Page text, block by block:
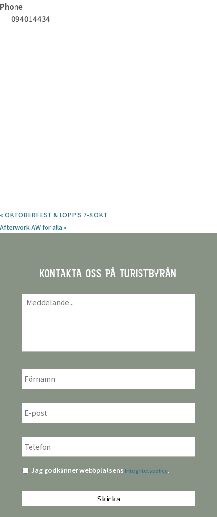
Phone
094014434
« OKTOBERFEST & LOPPIS 7-8 OKT
Afterwork-AW för alla»
KONTAKTA OSS PÅ TURISTBYRÅN
Meddelande
För-
och
efternamn *
E-
post *
Telefon *
Integritetspolicy *
Jag godkänner webbplatsens integritetspolicy.